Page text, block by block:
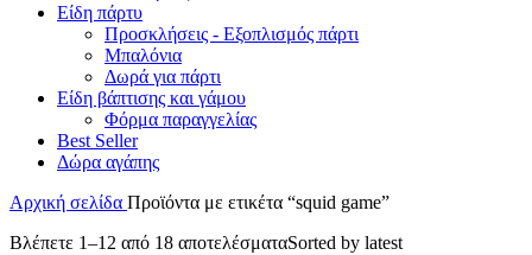
Είδη πάρτυ
Προσκλήσεις - Εξοπλισμός πάρτι
Μπαλόνια
Δωρά για πάρτι
Είδη βάπτισης και γάμου
Φόρμα παραγγελίας
Best Seller
Δώρα αγάπης
Αρχική σελίδα Προϊόντα με ετικέτα “squid game”
Βλέπετε 1–12 από 18 αποτελέσματαSorted by latest